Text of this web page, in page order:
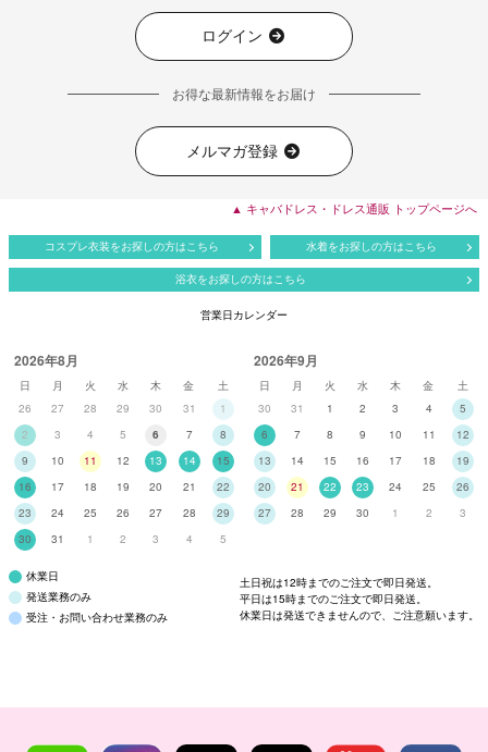
ログイン
お得な最新情報をお届け
メルマガ登録
▲ キャバドレス・ドレス通販 トップページへ
コスプレ衣装をお探しの方はこちら 水着をお探しの方はこちら
浴衣をお探しの方はこちら
営業日カレンダー
2026年8月
日 月 火 水 木 金
土
26
27 28 29 30 31
1
2
3 4 5 6 7
8
9
10 11 12 13 14
15
16
17 18 19 20 21
22
23
24 25 26 27 28
29
30
31 1 2 3 4 5
2026年9月
日 月 火 水 木 金
土
30
31 1 2 3 4
5
6
7 8 9 10 11
12
13
14 15 16 17 18
19
20
21 22 23 24 25
26
27
28 29 30 1 2 3
休業日
発送業務のみ
受注・お問い合わせ業務のみ
土日祝は12時までのご注文で即日発送。
平日は15時までのご注文で即日発送。
休業日は発送できませんので、ご注意願います。